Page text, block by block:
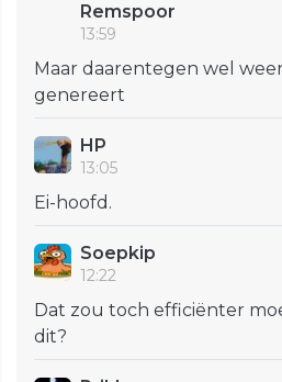
Remspoor
13:59
Maar daarentegen wel
genereert
HP
13:05
Ei-hoofd.
Soepkip
12:22
Dat zou toch efficiënter
dit?